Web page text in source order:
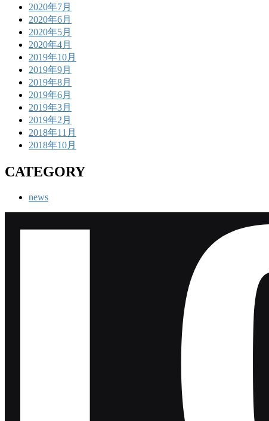
2020年7月
2020年6月
2020年5月
2020年4月
2019年10月
2019年9月
2019年8月
2019年6月
2019年3月
2019年2月
2018年11月
2018年10月
CATEGORY
news